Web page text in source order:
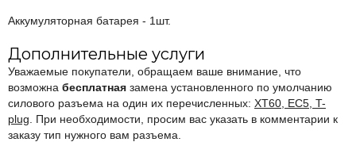
Аккумуляторная батарея - 1шт.
Дополнительные услуги
Уважаемые покупатели, обращаем ваше внимание, что
возможна бесплатная замена установленного по умолчанию
силового разъема на один их перечисленных: XT60, EC5, T-
plug . При необходимости, просим вас указать в комментарии к
заказу тип нужного вам разъема.